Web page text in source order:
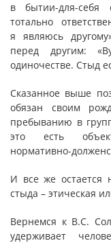
в бытии-для-
тотально
я являюсь
перед другим:
одиночестве. Стыд
Сказанное выше
обязан своим
пребыванию в
это есть
нормативно-
И все же остается
стыда – этическая
Вернемся к В.С.
удерживает